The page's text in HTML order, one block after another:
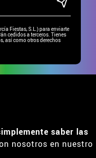
Fiestas, S.L.) para enviarte
cedidos a terceros. Tienes
así como otros derechos
saber las
nosotros en nuestro